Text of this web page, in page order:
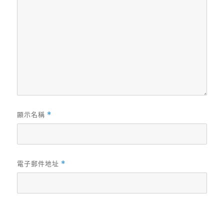
顯示名稱 *
電子郵件地址 *